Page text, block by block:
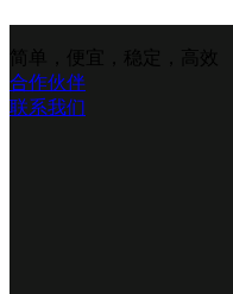
简单，便宜，稳定，高效
合作伙伴
联系我们